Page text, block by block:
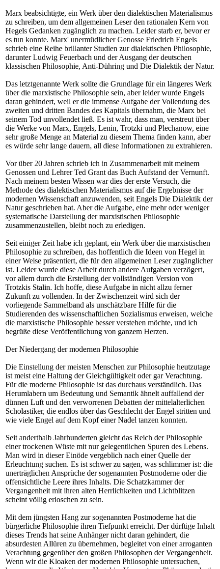
Marx beabsichtigte, ein Werk über den dialektischen Materialismus
zu schreiben, um dem allgemeinen Leser den rationalen Kern von
Hegels Gedanken zugänglich zu machen. Leider starb er, bevor er
es tun konnte. Marx' unermüdlicher Genosse Friedrich Engels
schrieb eine Reihe brillanter Studien zur dialektischen Philosophie,
darunter Ludwig Feuerbach und der Ausgang der deutschen
klassischen Philosophie, Anti-Dühring und Die Dialektik der Natur.
Das letztgenannte Werk sollte die Grundlage für ein längeres Werk
über die marxistische Philosophie sein, aber leider wurde Engels
daran gehindert, weil er die immense Aufgabe der Vollendung des
zweiten und dritten Bandes des Kapitals übernahm, die Marx bei
seinem Tod unvollendet ließ. Es ist wahr, dass man, verstreut über
die Werke von Marx, Engels, Lenin, Trotzki und Plechanow, eine
sehr große Menge an Material zu diesem Thema finden kann, aber
es würde sehr lange dauern, all diese Informationen zu extrahieren.
Vor über 20 Jahren schrieb ich in Zusammenarbeit mit meinem
Genossen und Lehrer Ted Grant das Buch Aufstand der Vernunft.
Nach meinem besten Wissen war dies der erste Versuch, die
Methode des dialektischen Materialismus auf die Ergebnisse der
modernen Wissenschaft anzuwenden, seit Engels Die Dialektik der
Natur geschrieben hat. Aber die Aufgabe, eine mehr oder weniger
systematische Darstellung der marxistischen Philosophie
zusammenzustellen, bleibt noch zu erledigen.
Seit einiger Zeit habe ich geplant, ein Werk über die marxistischen
Philosophie zu schreiben, das hoffentlich die Ideen von Hegel in
einer Weise präsentiert, die für den allgemeinen Leser zugänglicher
ist. Leider wurde diese Arbeit durch andere Aufgaben verzögert,
vor allem durch die Erstellung der vollständigen Version von
Trotzkis Stalin. Ich hoffe, diese Aufgabe in nicht allzu ferner
Zukunft zu vollenden. In der Zwischenzeit wird sich der
vorliegende Sammelband als unschätzbare Hilfe für die
Studierenden des wissenschaftlichen Sozialismus erweisen, welche
die marxistische Philosophie besser verstehen möchte, und ich
begrüße diese Veröffentlichung von ganzem Herzen.
Der Niedergang der modernen Philosophie
Die Einstellung der meisten Menschen zur Philosophie heutzutage
ist meist eine Haltung der Gleichgültigkeit oder gar Verachtung.
Für die moderne Philosophie ist das durchaus verständlich. Das
Herumlabern um Bedeutung und Semantik ähnelt auffallend der
dünnen Luft und den verworrenen Debatten der mittelalterlichen
Scholastiker, die endlos über das Geschlecht der Engel stritten und
wie viele Engel auf dem Kopf einer Nadel tanzen konnten.
Seit anderthalb Jahrhunderten gleicht das Reich der Philosophie
einer trockenen Wüste mit nur gelegentlichen Spuren des Lebens.
Man wird in dieser Einöde vergeblich nach einer Quelle der
Erleuchtung suchen. Es ist schwer zu sagen, was schlimmer ist: die
unerträglichen Ansprüche der sogenannten Postmoderne oder die
offensichtliche Leere ihres Inhalts. Die Schatzkammer der
Vergangenheit mit ihren alten Herrlichkeiten und Lichtblitzen
scheint völlig erloschen zu sein.
Mit dem jüngsten Hang zur sogenannten Postmoderne hat die
bürgerliche Philosophie ihren Tiefpunkt erreicht. Der dürftige Inhalt
dieses Trends hat seine Anhänger nicht daran gehindert, die
absurdesten Allüren zu übernehmen, begleitet von einer arroganten
Verachtung gegenüber den großen Philosophen der Vergangenheit.
Wenn wir die Kloaken der modernen Philosophie untersuchen,